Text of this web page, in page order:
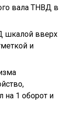
вала ТНВД в
шкалой вверх
и
на 1 оборот и